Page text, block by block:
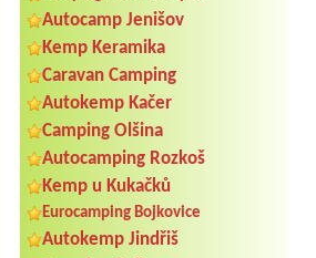
Autocamp Jenišov
Kemp Keramika
Caravan Camping
Autokemp Kačer
Camping Olšina
Autocamping Rozkoš
Kemp u Kukačků
Eurocamping Bojkovice
Autokemp Jindřiš